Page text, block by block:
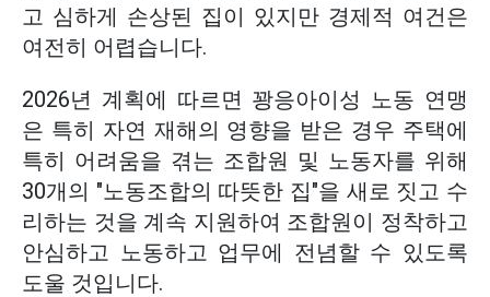
고 심하게 손상된 집이 있지만 경제적 여건은
여전히 어렵습니다.
2026년 계획에 따르면 꽝응아이성 노동 연맹
은 특히 자연 재해의 영향을 받은 경우 주택에
특히 어려움을 겪는 조합원 및 노동자를 위해
30개의 "노동조합의 따뜻한 집"을 새로 짓고 수
리하는 것을 계속 지원하여 조합원이 정착하고
안심하고 노동하고 업무에 전념할 수 있도록
도울 것입니다.